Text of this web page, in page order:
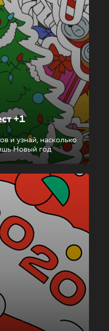
+1
и узнай, насколько
Новый год